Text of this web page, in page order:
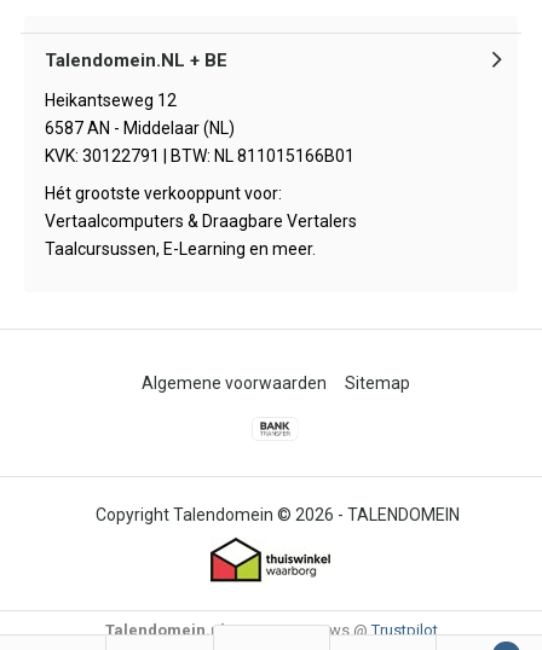
Talendomein.NL + BE
Heikantseweg 12
6587 AN - Middelaar (NL)
KVK: 30122791 | BTW: NL 811015166B01
Hét grootste verkooppunt voor:
Vertaalcomputers & Draagbare Vertalers
Taalcursussen, E-Learning en meer.
© 2026 - TALENDOMEIN
Algemene voorwaarden Sitemap
Talendomein.nl4,6/-85Reviews @Trustpilot